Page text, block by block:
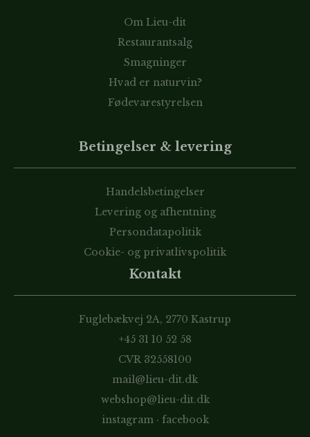
Om Lieu-dit
Restaurantsalg
Smagninger
Hvad er naturvin?
Fødevarestyrelsen
Betingelser & levering
Handelsbetingelser
Levering og afhentning
Persondatapolitik
Cookie- og privatlivspolitik
Kontakt
Fuglebækvej 2A, 2770 Kastrup
+45 31 10 52 58
CVR 32558100
mail@lieu-dit.dk
webshop@lieu-dit.dk
instagram· facebook